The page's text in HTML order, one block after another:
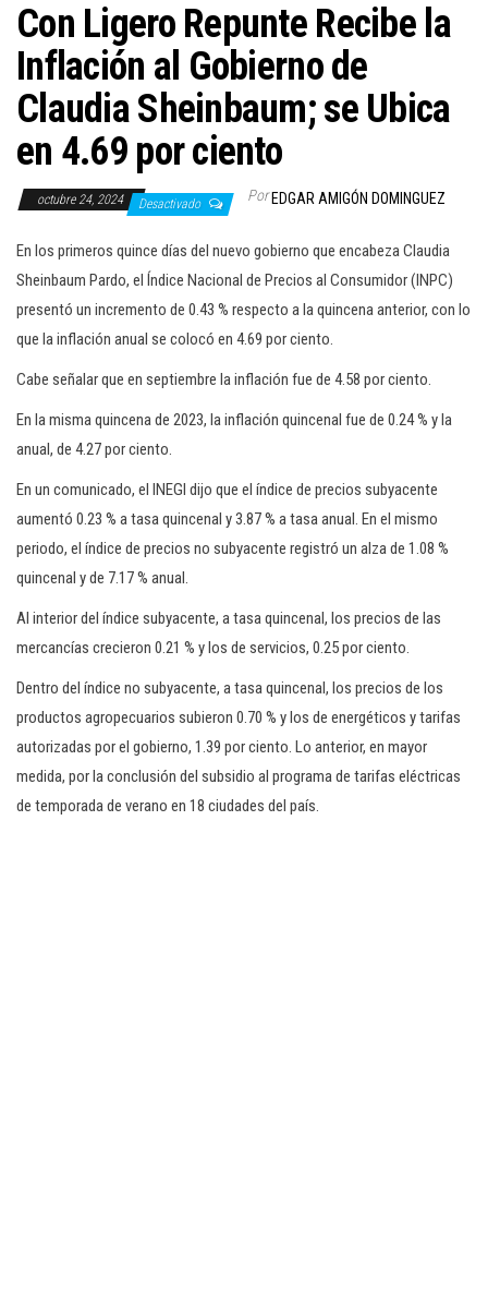
Con Ligero Repunte Recibe la
Inflación al Gobierno de
Claudia Sheinbaum; se Ubica
en 4.69 por ciento
octubre 24, 2024 Desactivado Por EDGAR AMIGÓN DOMINGUEZ
En los primeros quince días del nuevo gobierno que encabeza Claudia
Sheinbaum Pardo, el Índice Nacional de Precios al Consumidor (INPC)
presentó un incremento de 0.43 % respecto a la quincena anterior, con lo
que la inflación anual se colocó en 4.69 por ciento.
Cabe señalar que en septiembre la inflación fue de 4.58 por ciento.
En la misma quincena de 2023, la inflación quincenal fue de 0.24 % y la
anual, de 4.27 por ciento.
En un comunicado, el INEGI dijo que el índice de precios subyacente
aumentó 0.23 % a tasa quincenal y 3.87 % a tasa anual. En el mismo
periodo, el índice de precios no subyacente registró un alza de 1.08 %
quincenal y de 7.17 % anual.
Al interior del índice subyacente, a tasa quincenal, los precios de las
mercancías crecieron 0.21 % y los de servicios, 0.25 por ciento.
Dentro del índice no subyacente, a tasa quincenal, los precios de los
productos agropecuarios subieron 0.70 % y los de energéticos y tarifas
autorizadas por el gobierno, 1.39 por ciento. Lo anterior, en mayor
medida, por la conclusión del subsidio al programa de tarifas eléctricas
de temporada de verano en 18 ciudades del país.